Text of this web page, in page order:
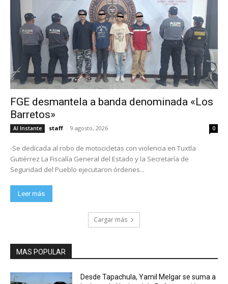
FGE desmantela a banda denominada «Los
Barretos»
Al Instante staff - 9 agosto, 2026 0
-Se dedicada al robo de motocicletas con violencia en Tuxtla
Gutiérrez La Fiscalía General del Estado y la Secretaría de
Seguridad del Pueblo ejecutaron órdenes...
Leer más
Cargar más
MAS POPULAR
Desde Tapachula, Yamil Melgar se suma a